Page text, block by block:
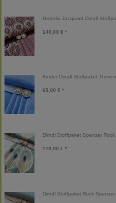
Gobelin Jacquard Dirndl
140,00 € *
Kinder Dirndl Stoffpaket
65,00 € *
Dirndl Stoffpaket Spenzer
110,00 € *
Dirndl Stoffpaket Rock Spenzer